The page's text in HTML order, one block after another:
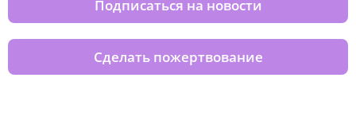
Подписаться на новости
Сделать пожертвование